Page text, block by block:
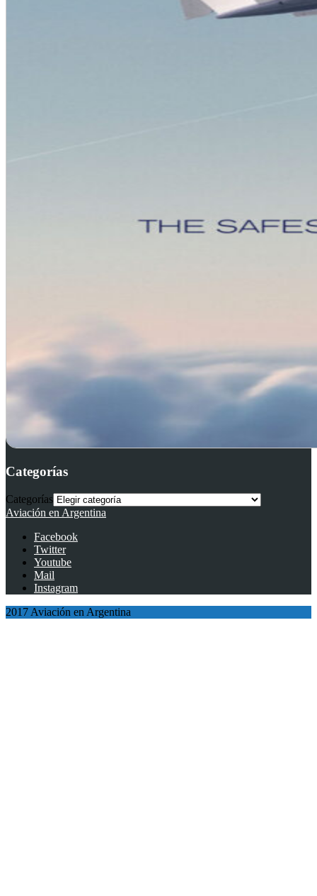
Categorías
Categorías
Aviación en Argentina
Facebook
Twitter
Youtube
Mail
Instagram
2017 Aviación en Argentina